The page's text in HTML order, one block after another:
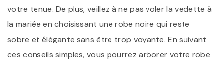
votre tenue. De plus, veillez à ne pas voler la vedette à
la mariée en choisissant une robe noire qui reste
sobre et élégante sans être trop voyante. En suivant
ces conseils simples, vous pourrez arborer votre robe